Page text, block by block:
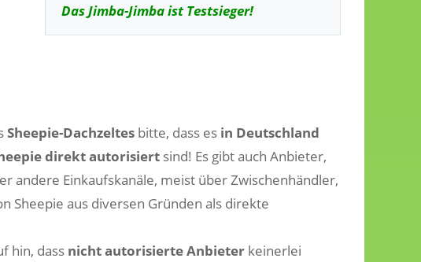
Das Jimba-Jimba ist Testsieger!
Sheepie-Dachzeltes bitte, dass es in Deutschland
direkt autorisiertsind! Es gibt auch Anbieter,
andere Einkaufskanäle, meist über Zwischenhändler,
Sheepie aus diversen Gründen als direkte
hin, dass nicht autorisierte Anbieterkeinerlei